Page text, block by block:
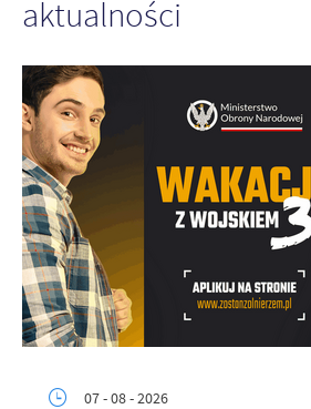
aktualności
07 - 08 - 2026